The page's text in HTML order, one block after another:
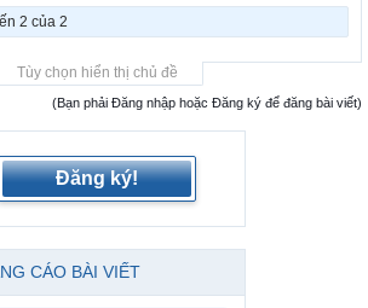
2 của 2
Tùy chọn hiển thị chủ đề
(Bạn phải Đăng nhập hoặc Đăng ký để đăng bài viết)
Đăng ký!
CÁO BÀI VIẾT